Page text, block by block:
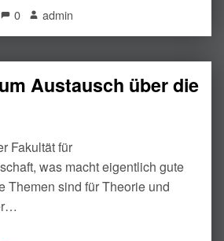
0 admin
Austausch über die
Fakultät für
was macht eigentlich gute
Themen sind für Theorie und